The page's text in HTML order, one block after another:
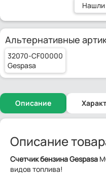
Альтернативные
32070-CF00000
Gespasa
Описание
Описание
Счетчик бензина Gespasa
видов топлива!